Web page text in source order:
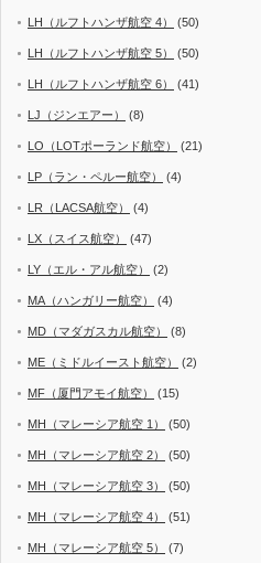
LH（ルフトハンザ航空 4） (50)
LH（ルフトハンザ航空 5） (50)
LH（ルフトハンザ航空 6） (41)
LJ（ジンエアー） (8)
LO（LOTポーランド航空） (21)
LP（ラン・ペルー航空） (4)
LR（LACSA航空） (4)
LX（スイス航空） (47)
LY（エル・アル航空） (2)
MA（ハンガリー航空） (4)
MD（マダガスカル航空） (8)
ME（ミドルイースト航空） (2)
MF（厦門アモイ航空） (15)
MH（マレーシア航空 1） (50)
MH（マレーシア航空 2） (50)
MH（マレーシア航空 3） (50)
MH（マレーシア航空 4） (51)
MH（マレーシア航空 5） (7)